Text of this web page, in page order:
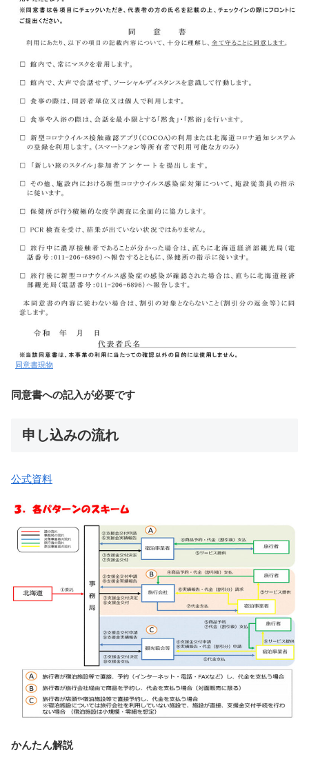
同意書現物
同意書への記入が必要です
申し込みの流れ
公式資料
かんたん解説